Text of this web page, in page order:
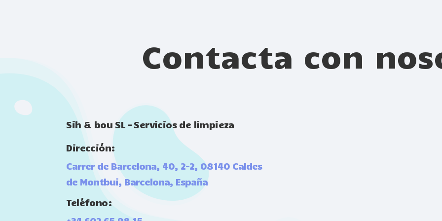
Contacta con
Sih & bou SL – Servicios de limpieza
Dirección:
Carrer de Barcelona, 40, 2-2, 08140 Caldes
de Montbui, Barcelona, España
Teléfono: